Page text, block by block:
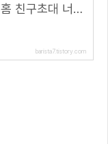
앱테크, 현대식품관 투홈 친구초대 너도나도 1천포인트 적립( 추천 코드 : winhunt )
barista7.tistory.com